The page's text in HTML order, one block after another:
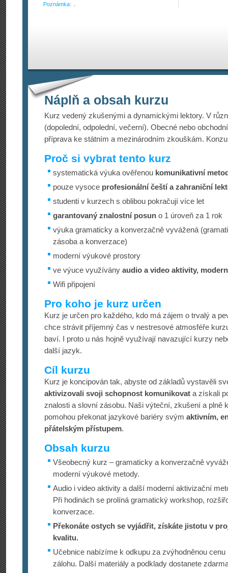
Poznámka: .
Náplň a obsah kurzu
Kurz vedený zkušenými a dynamickými lektory. V
(dopolední, odpolední, večerní). Obecné nebo
příprava ke státním a mezinárodním zkouškám.
Proč si vybrat tento kurz
systematická výuka ověřenou komunikativní
pouze vysoce profesionální čeští a zahraniční
studenti v kurzech s oblibou pokračují více let
garantovaný znalostní posun o 1 úroveň za 1 rok
výuka gramaticky a konverzačně vyvážená
zásoba a konverzace)
moderní výukové prostory
ve výuce využívány audio a video aktivity,
Wifi připojení
Pro koho je kurz určen
Kurz je určen pro každého, kdo má zájem o trvalý a
chce strávit příjemný čas v nestresové atmosféře
baví. I proto u nás hojně využívají navazující kurzy
další jazyk.
Cíl kurzu
Kurz je koncipován tak, abyste od základů vystavěli
aktivizovali svoji schopnost komunikovat a získali
znalosti a slovní zásobu. Naši výteční, zkušení a plně
pomohou překonat jazykové bariéry svým aktivním,
přátelským přístupem.
Obsah kurzu
Všeobecný kurz – gramaticky a konverzačně
moderní výukové metody.
Audio i video aktivity a další moderní aktivizační
Při hodinách se prolíná gramatický workshop,
konverzace.
Překonáte ostych se vyjádřit, získáte jistotu v
kvalitu.
Učebnice nabízíme k odkupu za zvýhodněnou cenu
zálohu. Další materiály a podklady dostanete